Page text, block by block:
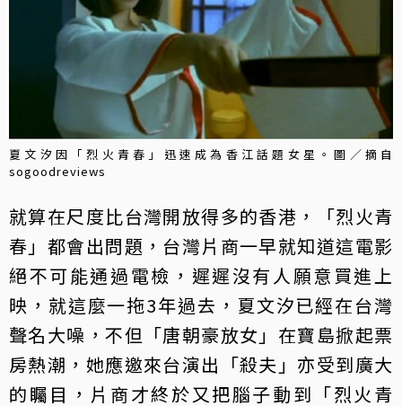
夏文汐因「烈火青春」迅速成為香江話題女星。圖／摘自
sogoodreviews
就算在尺度比台灣開放得多的香港，「烈火青
春」都會出問題，台灣片商一早就知道這電影
絕不可能通過電檢，遲遲沒有人願意買進上
映，就這麼一拖3年過去，夏文汐已經在台灣
聲名大噪，不但「唐朝豪放女」在寶島掀起票
房熱潮，她應邀來台演出「殺夫」亦受到廣大
的矚目，片商才終於又把腦子動到「烈火青